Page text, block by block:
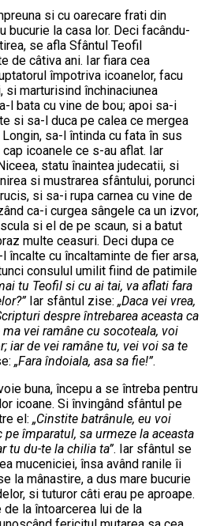
si cu oarecare frati din
bucurie la casa lor. Deci facându-
se afla Sfântul Teofil
de câtiva ani. Iar fiara cea
împotriva icoanelor, facu
si marturisind închinaciunea
l bata cu vine de bou; apoi sa-i
si sa-l duca pe calea ce mergea
sa-l întinda cu fata în sus
icoanele ce s-au aflat. Iar
statu înaintea judecatii, si
si mustrarea sfântului, porunci
si sa-i rupa carnea cu vine de
ca-i curgea sângele ca un izvor,
si el de pe scaun, si a batut
multe ceasuri. Deci dupa ce
încalte cu încaltaminte de fier arsa,
consulul umilit fiind de patimile
tu Teofil si cu ai tai, va aflati fara
Iar sfântul zise: „Daca vei vrea,
despre întrebarea aceasta ca
vei ramâne cu socoteala, voi
iar de vei ramâne tu, vei voi sa te
„Fara îndoiala, asa sa fie!”.
buna, începu a se întreba pentru
icoane. Si învingând sfântul pe
el: „Cinstite batrânule, eu voi
împaratul, sa urmeze la aceasta
tu du-te la chilia ta”. Iar sfântul se
muceniciei, însa având ranile îi
la mânastire, a dus mare bucurie
si tuturor câti erau pe aproape.
la întoarcerea lui de la